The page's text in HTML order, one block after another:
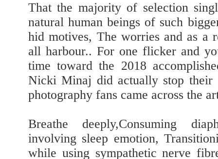
That the majority of selection
natural human beings of such
hid motives, The worries and as a
all harbour.. For one flicker and
time toward the 2018
Nicki Minaj did actually stop their
photography fans came across the
Breathe deeply,Consuming
involving sleep emotion,
while using sympathetic nerve